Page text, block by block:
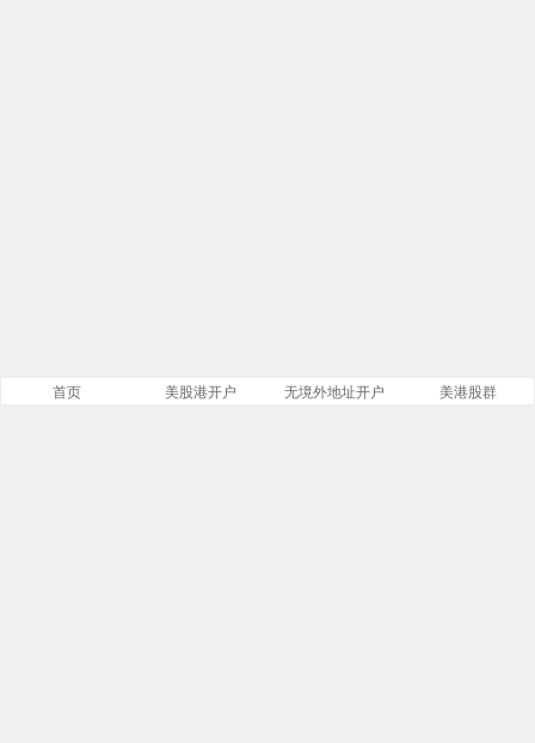
首页 美股港开户 无境外地址开户 美港股群